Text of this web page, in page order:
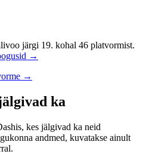
järgi 19. kohal 46 platvormist.
→
→
ka
kes jälgivad ka neid
andmed, kuvatakse ainult